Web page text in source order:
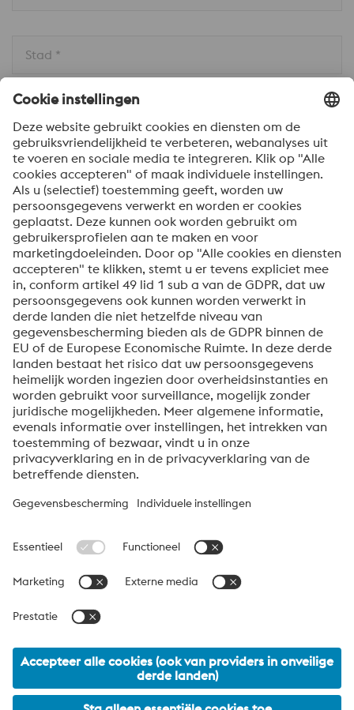
Stad *
Land *
Bericht *
Om informatie over onze producten en diensten te
ontvangen, op de hoogte te blijven van onze
evenementen en nog veel meer, accepteert u uw
abonnement op de Uddeholm-nieuwsbrief.
Verzenden
Anti-robotverificatie
Klik om te starten
Friendly Captcha ⇗
Over voestalpine High Performance Metals Benelux
verkooporganisatie voor Nederland, België en Luxemburg van
de High Performance Metals Division van de voestalpine Groep.
productsegmenten en is wereldwijd marktleider in
© 2026 voestalpine High Performance Metals B.V.